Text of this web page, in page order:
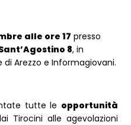
alle ore 17 presso
8, in
Arezzo e Informagiovani.
tutte le opportunità
Tirocini alle agevolazioni